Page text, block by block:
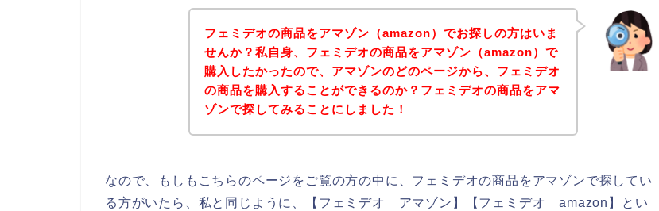
フェミデオの商品をアマゾン（amazon）でお探しの方はいま
せんか？私自身、フェミデオの商品をアマゾン（amazon）で
購入したかったので、アマゾンのどのページから、フェミデオ
の商品を購入することができるのか？フェミデオの商品をアマ
ゾンで探してみることにしました！
なので、もしもこちらのページをご覧の方の中に、フェミデオの商品をアマゾンで探してい
る方がいたら、私と同じように、【フェミデオ アマゾン】【フェミデオ amazon】とい